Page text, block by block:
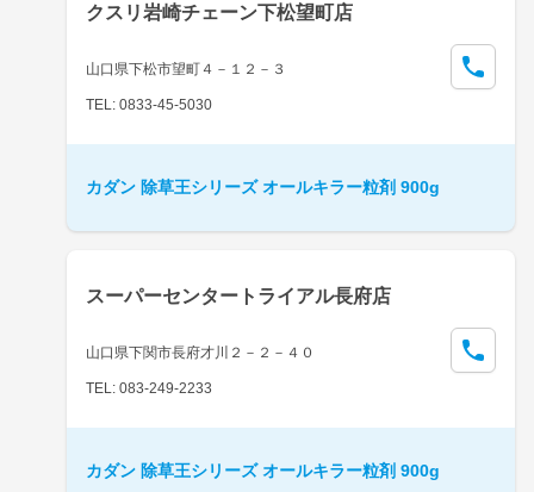
クスリ岩崎チェーン下松望町店
山口県下松市望町４－１２－３
TEL: 0833-45-5030
カダン 除草王シリーズ オールキラー粒剤 900g
スーパーセンタートライアル長府店
山口県下関市長府才川２－２－４０
TEL: 083-249-2233
カダン 除草王シリーズ オールキラー粒剤 900g